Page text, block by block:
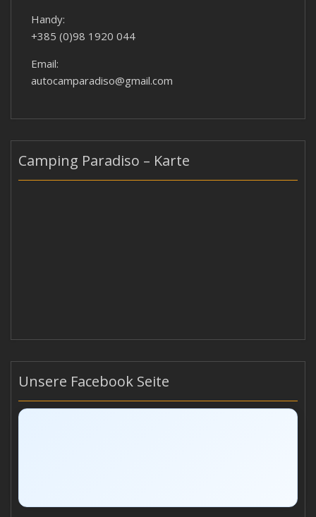
Handy:
+385 (0)98 1920 044
Email:
autocamparadiso@gmail.com
Camping Paradiso – Karte
Unsere Facebook Seite